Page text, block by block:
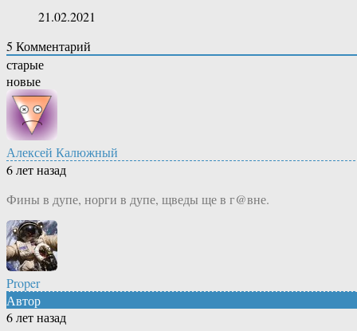
21.02.2021
5 Комментарий
старые
новые
Алексей Калюжный
6 лет назад
Фины в дупе, норги в дупе, щведы ще в г@вне.
Proper
Автор
6 лет назад